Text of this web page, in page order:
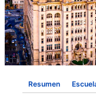
Resumen